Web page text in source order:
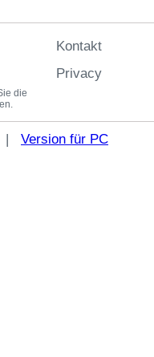
Kontakt
Privacy
die
| Version für PC